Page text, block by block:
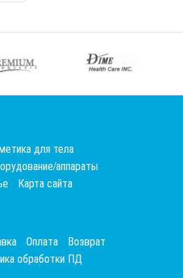
для тела
аппараты
Карта сайта
Оплата
Возврат
обработки ПД